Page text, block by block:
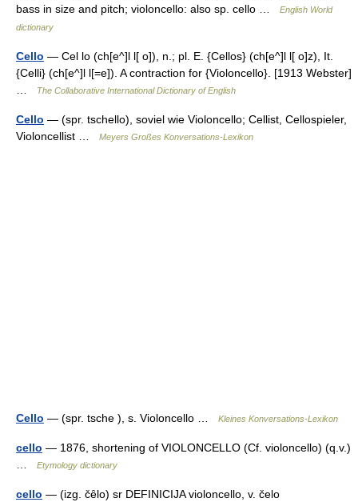
bass in size and pitch; violoncello: also sp. cello …
English World
dictionary
Cello — Cel lo (ch[e^]l l[ o]), n.; pl. E. {Cellos} (ch[e^]l l[ o]z), It.
{Celli} (ch[e^]l l[=e]). A contraction for {Violoncello}. [1913 Webster]
The Collaborative International Dictionary of English
Cello — (spr. tschello), soviel wie Violoncello; Cellist, Cellospieler,
Violoncellist …
Meyers Großes Konversations-Lexikon
Cello — (spr. tsche ), s. Violoncello … Kleines Konversations-Lexikon
cello — 1876, shortening of VIOLONCELLO (Cf. violoncello) (q.v.)
Etymology dictionary
cello — (izg. čȇlo) sr DEFINICIJA violoncello, v. čelo